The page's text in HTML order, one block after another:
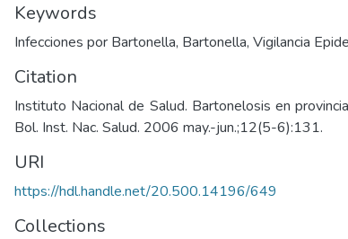
Keywords
Infecciones por Bartonella, Bartonella, Vigilancia
Citation
Instituto Nacional de Salud. Bartonelosis en
Bol. Inst. Nac. Salud. 2006 may.-jun.;12(5-6):131.
URI
https://hdl.handle.net/20.500.14196/649
Collections